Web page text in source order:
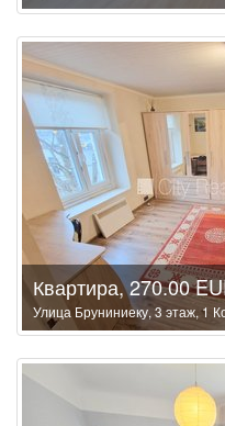
Квартира, 270.00
Улица Бруниниеку, 3 этаж, 1